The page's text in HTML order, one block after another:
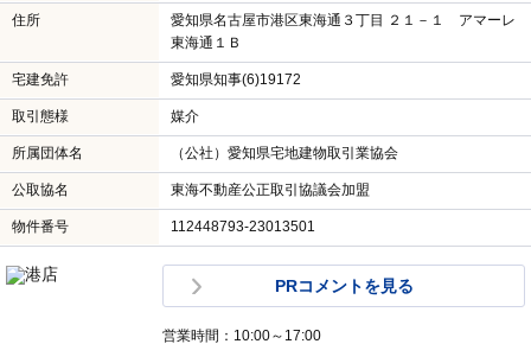
住所
愛知県名古屋市港区東海通３丁目 ２１－１ アマーレ
東海通１Ｂ
宅建免許 愛知県知事(6)19172
取引態様 媒介
所属団体名 （公社）愛知県宅地建物取引業協会
公取協名 東海不動産公正取引協議会加盟
物件番号 112448793-23013501
PRコメントを見る
営業時間：10:00～17:00